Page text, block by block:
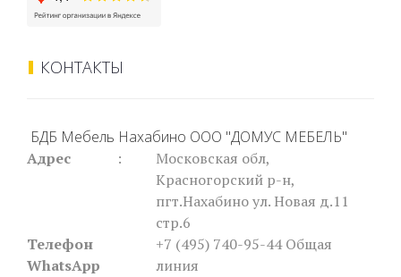
КОНТАКТЫ
БДБ Мебель Нахабино ООО "ДОМУС МЕБЕЛЬ"
Адрес
:
Московская обл,
Красногорский р-н,
пгт.Нахабино ул. Новая д.11
стр.6
Телефон
WhatsApp
+7 (495) 740-95-44Общая
линия